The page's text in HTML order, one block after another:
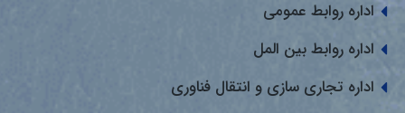
اداره روابط عمومی
اداره روابط بین المل
اداره تجاری سازی و انتقال فناوری